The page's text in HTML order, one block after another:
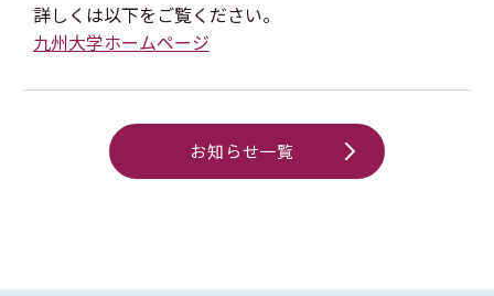
詳しくは以下をご覧ください。
九州大学ホームページ
お知らせ一覧